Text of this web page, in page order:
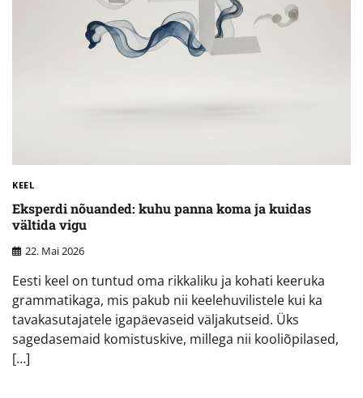
KEEL
Eksperdi nõuanded: kuhu panna koma ja kuidas
vältida vigu
22. Mai 2026
Eesti keel on tuntud oma rikkaliku ja kohati keeruka
grammatikaga, mis pakub nii keelehuvilistele kui ka
tavakasutajatele igapäevaseid väljakutseid. Üks
sagedasemaid komistuskive, millega nii kooliõpilased,
[…]